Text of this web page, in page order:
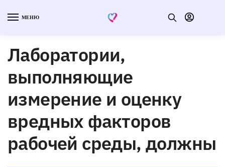
МЕНЮ
Лаборатории,
выполняющие
измерение и оценку
вредных факторов
рабочей среды, должны